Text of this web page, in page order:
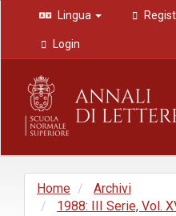
Navigazione
principale
Contenuto
principale
Barra
laterale
Lingua
Login
Home
Archivi
1988: III Serie, Vol.